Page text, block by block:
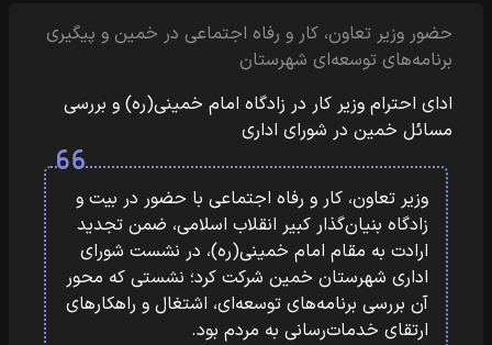
حضور وزیر تعاون، کار و رفاه اجتماعی در خمین و پیگیری
برنامه‌های توسعه‌ای شهرستان
ادای احترام وزیر کار در زادگاه امام خمینی(ره) و بررسی
مسائل خمین در شورای اداری
وزیر تعاون، کار و رفاه اجتماعی با حضور در بیت و
زادگاه بنیان‌گذار کبیر انقلاب اسلامی، ضمن تجدید
ارادت به مقام امام خمینی(ره)، در نشست شورای
اداری شهرستان خمین شرکت کرد؛ نشستی که محور
آن بررسی برنامه‌های توسعه‌ای، اشتغال و راهکارهای
ارتقای خدمات‌رسانی به مردم بود.